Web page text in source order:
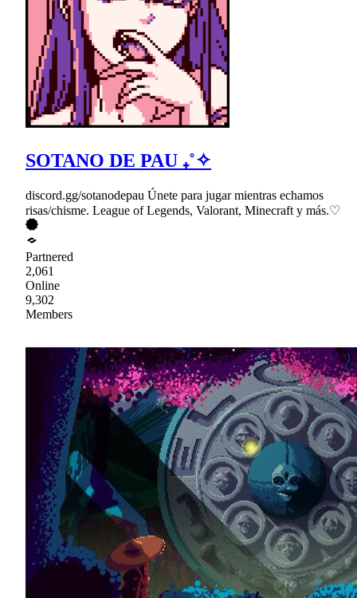
SOTANO DE PAU ₊˚✧
discord.gg/sotanodepau Únete para jugar mientras echamos
risas/chisme. League of Legends, Valorant, Minecraft y más.♡
Partnered
2,061
Online
9,302
Members